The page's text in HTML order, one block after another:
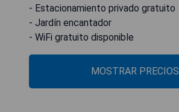
- Estacionamiento privado gratuito
- Jardín encantador
- WiFi gratuito disponible
MOSTRAR PRECIOS